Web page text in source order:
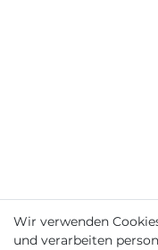
Wir verwenden
und verarbeiten